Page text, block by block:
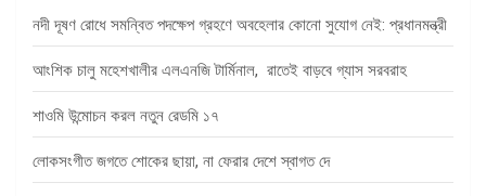
নদী দূষণ রোধে সমন্বিত পদক্ষেপ গ্রহণে অবহেলার কোনো সুযোগ নেই: প্রধানমন্ত্রী
আংশিক চালু মহেশখালীর এলএনজি টার্মিনাল, রাতেই বাড়বে গ্যাস সরবরাহ
শাওমি উন্মোচন করল নতুন রেডমি ১৭
লোকসংগীত জগতে শোকের ছায়া, না ফেরার দেশে স্বাগত দে